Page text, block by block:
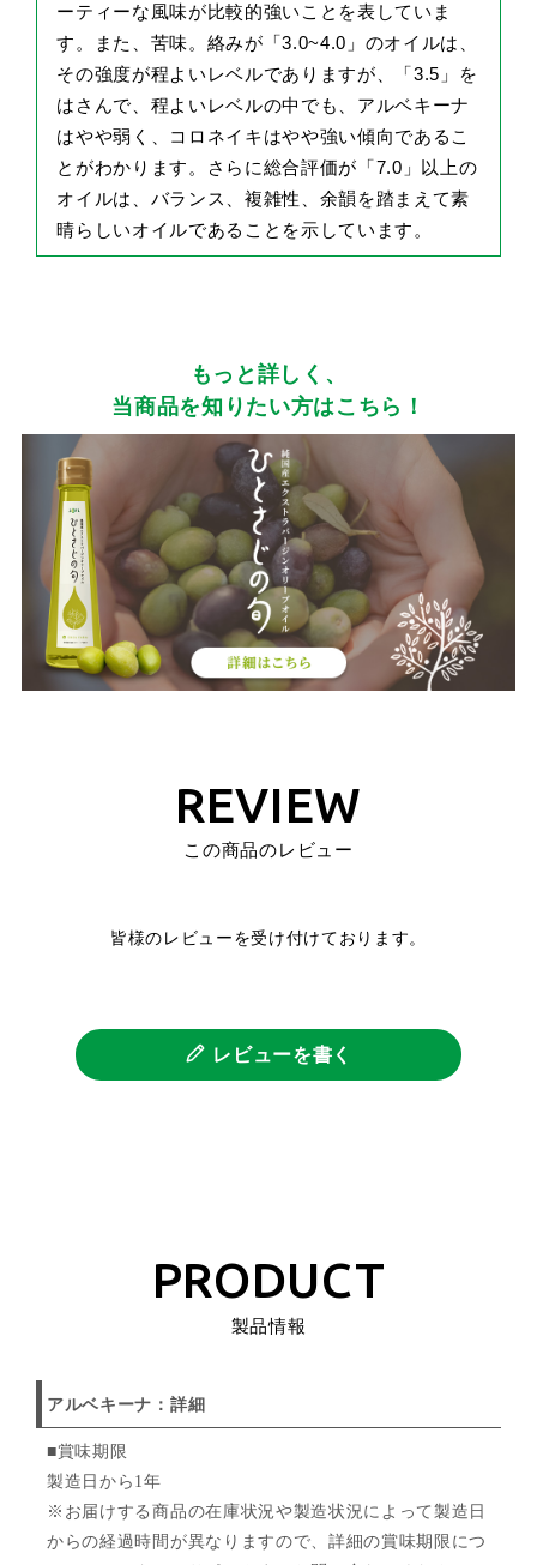
ーティーな風味が比較的強いことを表していま
す。また、苦味。絡みが「3.0~4.0」のオイルは、
その強度が程よいレベルでありますが、「3.5」を
はさんで、程よいレベルの中でも、アルベキーナ
はやや弱く、コロネイキはやや強い傾向であるこ
とがわかります。さらに総合評価が「7.0」以上の
オイルは、バランス、複雑性、余韻を踏まえて素
晴らしいオイルであることを示しています。
もっと詳しく、
当商品を知りたい方はこちら！
REVIEW
この商品のレビュー
皆様のレビューを受け付けております。
レビューを書く
PRODUCT
製品情報
アルベキーナ：詳細
■賞味期限
製造日から1年
※お届けする商品の在庫状況や製造状況によって製造日
からの経過時間が異なりますので、詳細の賞味期限につ